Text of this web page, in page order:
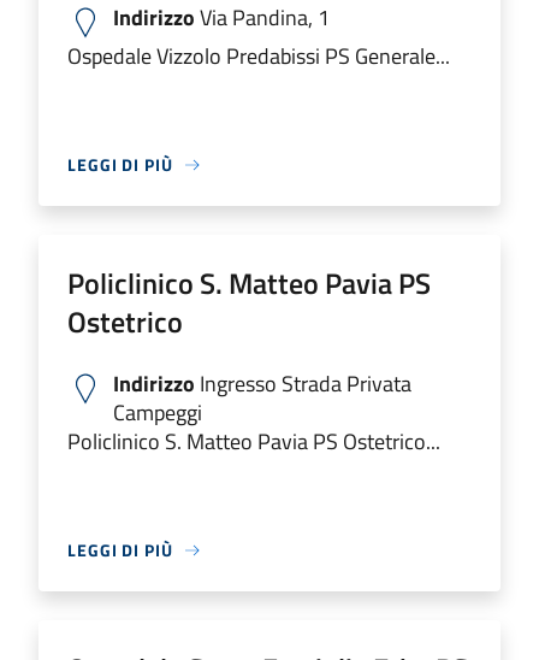
IndirizzoVia Pandina, 1
Ospedale Vizzolo Predabissi PS Generale...
LEGGI DI PIÙ
Policlinico S. Matteo Pavia PS
Ostetrico
Indirizzo Ingresso Strada Privata
Campeggi
Policlinico S. Matteo Pavia PS Ostetrico...
LEGGI DI PIÙ